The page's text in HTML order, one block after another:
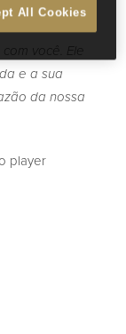
você. Ele
e a sua
da nossa
player
All Cookies